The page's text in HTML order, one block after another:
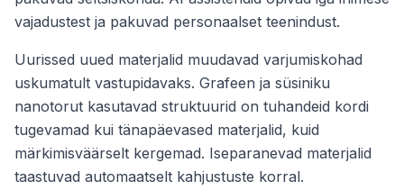
vajadustest ja pakuvad personaalset teenindust.
Uurissed uued materjalid muudavad varjumiskohad
uskumatult vastupidavaks. Grafeen ja süsiniku
nanotorut kasutavad struktuurid on tuhandeid kordi
tugevamad kui tänapäevased materjalid, kuid
märkimisväärselt kergemad. Iseparanevad materjalid
taastuvad automaatselt kahjustuste korral.